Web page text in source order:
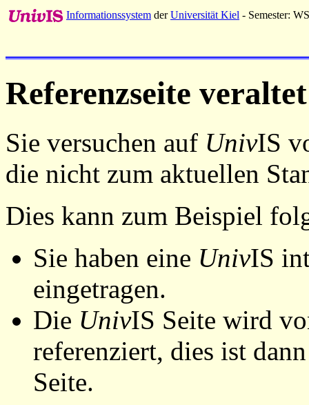
Informationssystem derUniversität Kiel - Semester:
Referenzseite veraltet
Sie versuchen auf UnivIS
die nicht zum aktuellen
Dies kann zum Beispiel
Sie haben eine UnivIS
eingetragen.
Die UnivIS Seite wird
referenziert, dies ist
Seite.